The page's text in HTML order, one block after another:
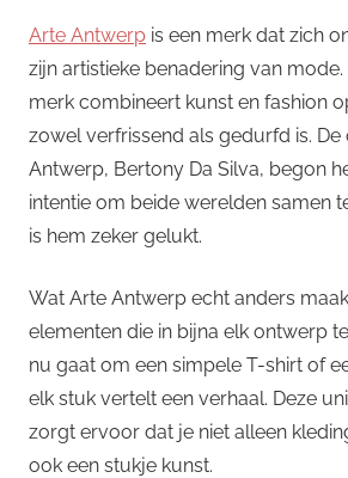
Arte Antwerp is een merk dat zich
zijn artistieke benadering van
merk combineert kunst en fashion
zowel verfrissend als gedurfd is.
Antwerp, Bertony Da Silva, begon
intentie om beide werelden samen
is hem zeker gelukt.
Wat Arte Antwerp echt anders
elementen die in bijna elk ontwerp
nu gaat om een simpele T-shirt of
elk stuk vertelt een verhaal. Deze
zorgt ervoor dat je niet alleen
ook een stukje kunst.